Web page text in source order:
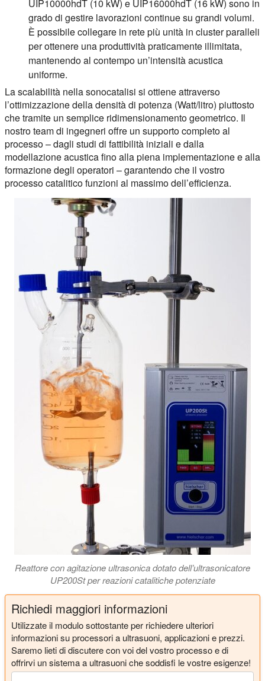
UIP10000hdT (10 kW) e UIP16000hdT (16 kW) sono in
grado di gestire lavorazioni continue su grandi volumi.
È possibile collegare in rete più unità in cluster paralleli
per ottenere una produttività praticamente illimitata,
mantenendo al contempo un’intensità acustica
uniforme.
La scalabilità nella sonocatalisi si ottiene attraverso
l’ottimizzazione della densità di potenza (Watt/litro) piuttosto
che tramite un semplice ridimensionamento geometrico. Il
nostro team di ingegneri offre un supporto completo al
processo – dagli studi di fattibilità iniziali e dalla
modellazione acustica fino alla piena implementazione e alla
formazione degli operatori – garantendo che il vostro
processo catalitico funzioni al massimo dell’efficienza.
Reattore con agitazione ultrasonica dotato dell’ultrasonicatore
UP200St per reazioni catalitiche potenziate
Richiedi maggiori informazioni
Utilizzate il modulo sottostante per richiedere ulteriori
informazioni su processori a ultrasuoni, applicazioni e prezzi.
Saremo lieti di discutere con voi del vostro processo e di
offrirvi un sistema a ultrasuoni che soddisfi le vostre esigenze!